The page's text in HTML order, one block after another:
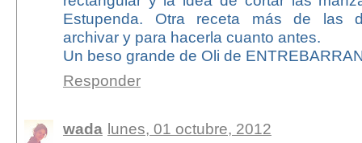
Estupenda. Otra receta más de las
archivar y para hacerla cuanto antes.
Un beso grande de Oli de
Responder
wada lunes, 01 octubre, 2012